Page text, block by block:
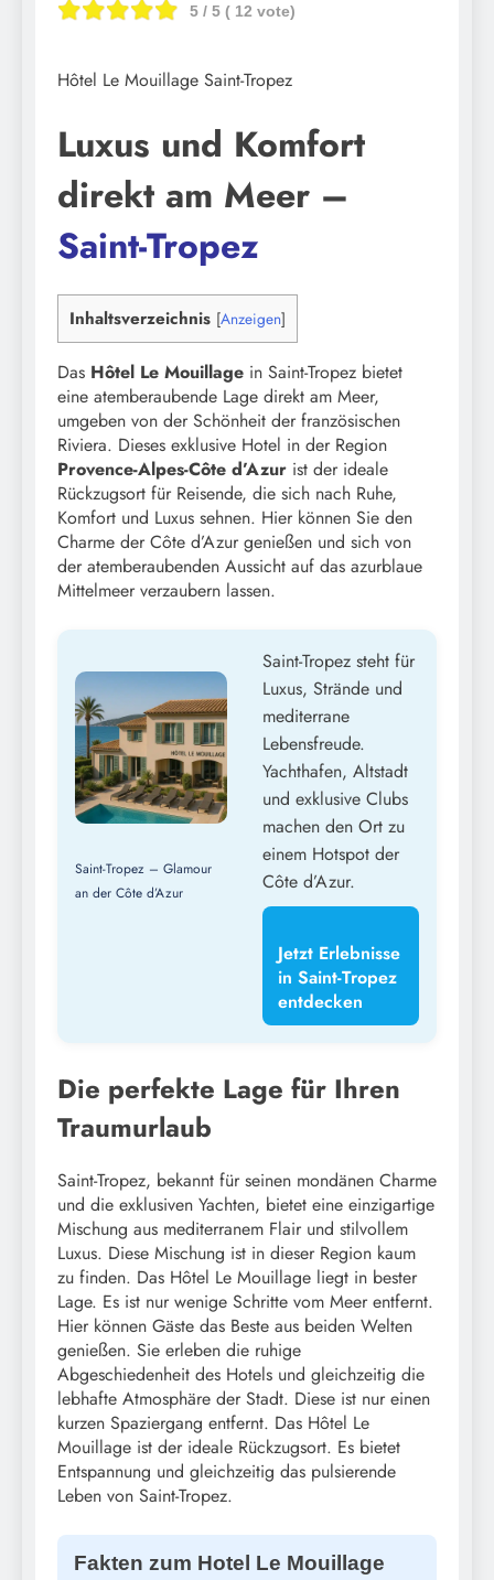
5 / 5 ( 12 vote)
Hôtel Le Mouillage Saint-Tropez
Luxus und Komfort
direkt am Meer –
Saint-Tropez
Inhaltsverzeichnis [Anzeigen]
Das Hôtel Le Mouillage in Saint-Tropez bietet
eine atemberaubende Lage direkt am Meer,
umgeben von der Schönheit der französischen
Riviera. Dieses exklusive Hotel in der Region
Provence-Alpes-Côte d’Azur ist der ideale
Rückzugsort für Reisende, die sich nach Ruhe,
Komfort und Luxus sehnen. Hier können Sie den
Charme der Côte d’Azur genießen und sich von
der atemberaubenden Aussicht auf das azurblaue
Mittelmeer verzaubern lassen.
Saint-Tropez – Glamour
an der Côte d’Azur
Saint-Tropez steht für
Luxus, Strände und
mediterrane
Lebensfreude.
Yachthafen, Altstadt
und exklusive Clubs
machen den Ort zu
einem Hotspot der
Côte d’Azur.
Jetzt Erlebnisse
in Saint-Tropez
entdecken
Die perfekte Lage für Ihren
Traumurlaub
Saint-Tropez, bekannt für seinen mondänen Charme
und die exklusiven Yachten, bietet eine einzigartige
Mischung aus mediterranem Flair und stilvollem
Luxus. Diese Mischung ist in dieser Region kaum
zu finden. Das Hôtel Le Mouillage liegt in bester
Lage. Es ist nur wenige Schritte vom Meer entfernt.
Hier können Gäste das Beste aus beiden Welten
genießen. Sie erleben die ruhige
Abgeschiedenheit des Hotels und gleichzeitig die
lebhafte Atmosphäre der Stadt. Diese ist nur einen
kurzen Spaziergang entfernt. Das Hôtel Le
Mouillage ist der ideale Rückzugsort. Es bietet
Entspannung und gleichzeitig das pulsierende
Leben von Saint-Tropez.
Fakten zum Hotel Le Mouillage